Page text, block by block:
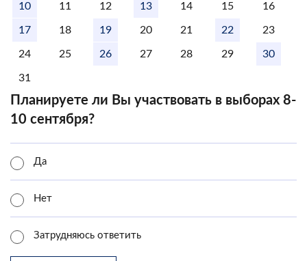
10 11 12 13 14 15 16
17 18 19 20 21 22 23
24 25 26 27 28 29 30
31
Планируете ли Вы участвовать в выборах 8-
10 сентября?
Да
Нет
Затрудняюсь ответить